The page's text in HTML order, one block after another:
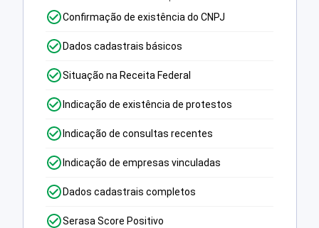
Confirmação de existência do CNPJ
Dados cadastrais básicos
Situação na Receita Federal
Indicação de existência de protestos
Indicação de consultas recentes
Indicação de empresas vinculadas
Dados cadastrais completos
Serasa Score Positivo